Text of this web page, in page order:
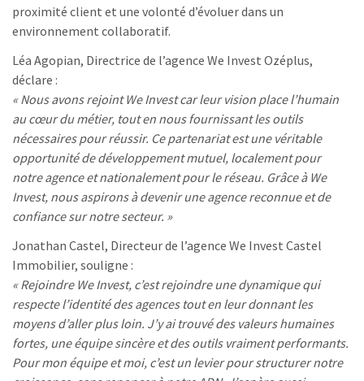
proximité client et une volonté d’évoluer dans un
environnement collaboratif.
Léa Agopian, Directrice de l’agence We Invest Ozéplus,
déclare :
« Nous avons rejoint We Invest car leur vision place l’humain
au cœur du métier, tout en nous fournissant les outils
nécessaires pour réussir. Ce partenariat est une véritable
opportunité de développement mutuel, localement pour
notre agence et nationalement pour le réseau. Grâce à We
Invest, nous aspirons à devenir une agence reconnue et de
confiance sur notre secteur. »
Jonathan Castel, Directeur de l’agence We Invest Castel
Immobilier, souligne :
« Rejoindre We Invest, c’est rejoindre une dynamique qui
respecte l’identité des agences tout en leur donnant les
moyens d’aller plus loin. J’y ai trouvé des valeurs humaines
fortes, une équipe sincère et des outils vraiment performants.
Pour mon équipe et moi, c’est un levier pour structurer notre